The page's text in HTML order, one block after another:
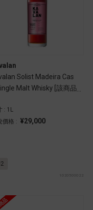
Solist Madeira Cas
Malt Whisky [該商品
: 1L
價格 : ¥29,000
1020500022